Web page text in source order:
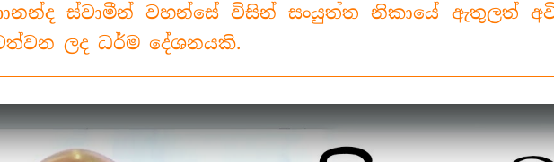
ස්වාමීන් වහන්සේ විසින් සංයුත්ත නිකායේ ඇතුලත්
ලද ධර්ම දේශනයකි.